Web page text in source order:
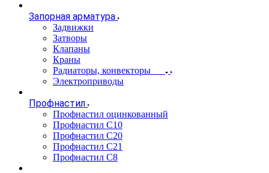
Запорная арматура
Задвижки
Затворы
Клапаны
Краны
Радиаторы, конвекторы
Электроприводы
Профнастил
Профнастил оцинкованный
Профнастил С10
Профнастил С20
Профнастил С21
Профнастил С8